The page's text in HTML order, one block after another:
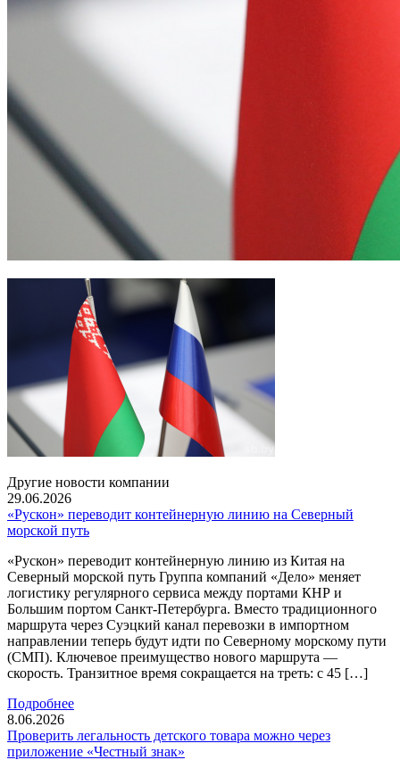
Другие новости компании
29.06.2026
«Рускон» переводит контейнерную линию на Северный
морской путь
«Рускон» переводит контейнерную линию из Китая на
Северный морской путь Группа компаний «Дело» меняет
логистику регулярного сервиса между портами КНР и
Большим портом Санкт-Петербурга. Вместо традиционного
маршрута через Суэцкий канал перевозки в импортном
направлении теперь будут идти по Северному морскому пути
(СМП). Ключевое преимущество нового маршрута —
скорость. Транзитное время сокращается на треть: с 45 […]
Подробнее
8.06.2026
Проверить легальность детского товара можно через
приложение «Честный знак»